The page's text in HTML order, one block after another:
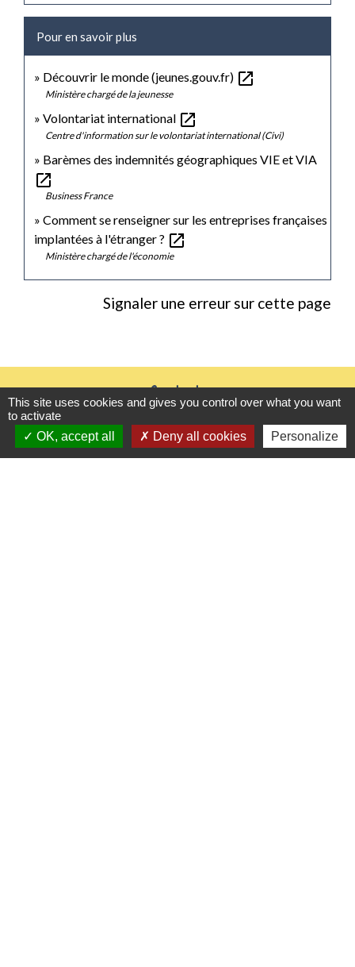
Pour en savoir plus
Découvrir le monde (jeunes.gouv.fr) open_in_new
Ministère chargé de la jeunesse
Volontariat international open_in_new
Centre d'information sur le volontariat international (Civi)
Barèmes des indemnités géographiques VIE et VIA
open_in_new
Business France
Comment se renseigner sur les entreprises françaises
implantées à l'étranger ? open_in_new
Ministère chargé de l'économie
Signaler une erreur sur cette page
Contacts
Mairie de Gasny
42 rue de Paris
This site uses cookies and gives you control over what you want
to activate
OK, accept all
Deny all cookies Personalize